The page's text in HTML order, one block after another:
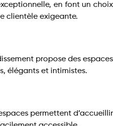
en font un choix
clientèle exigeante.
propose des espaces
élégants et intimistes.
permettent d’accueillir